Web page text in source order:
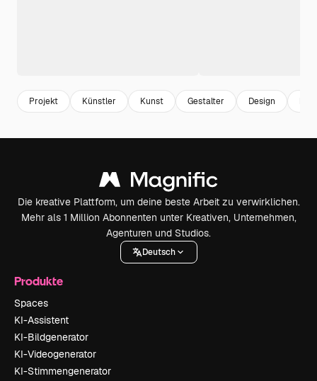
Projekt Künstler Kunst Gestalter Design
Die kreative Plattform, um deine beste Arbeit zu verwirklichen.
Mehr als 1 Million Abonnenten unter Kreativen, Unternehmen,
Agenturen und Studios.
Deutsch
Produkte
Spaces
KI-Assistent
KI-Bildgenerator
KI-Videogenerator
KI-Stimmengenerator